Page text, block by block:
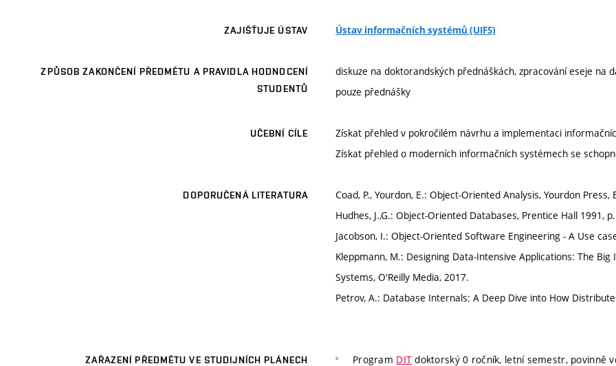
ZAJIŠŤUJE ÚSTAV Ústav informačních systémů (UIFS)
ZPŮSOB ZAKONČENÍ PŘEDMĚTU A PRAVIDLA HODNOCENÍ
STUDENTŮ
diskuze na doktorandských přednáškách, zpracování eseje na
pouze přednášky
UČEBNÍ CÍLE
Získat přehled v pokročilém návrhu a implementaci
Získat přehled o moderních informačních systémech se
DOPORUČENÁ LITERATURA
Coad, P., Yourdon, E.: Object-Oriented Analysis, Yourdon
Hudhes, J.,G.: Object-Oriented Databases, Prentice Hall 1991,
Jacobson, I.: Object-Oriented Software Engineering - A Use
Kleppmann, M.: Designing Data-Intensive Applications: The
Systems, O'Reilly Media, 2017.
Petrov, A.: Database Internals: A Deep Dive into How
ZAŘAZENÍ PŘEDMĚTU VE STUDIJNÍCH PLÁNECH Program DIT doktorský 0 ročník, letní semestr, povinně